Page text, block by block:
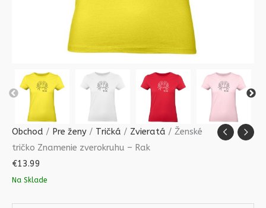
Obchod / Pre ženy / Tričká / Zvieratá / Ženské
tričko Znamenie zverokruhu – Rak
€13.99
Na Sklade